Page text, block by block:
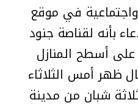
في موقع
بأنه لقناصة جنود
على أسطح المنازل
ظهر أمس الثلاثاء
شبان من مدينة